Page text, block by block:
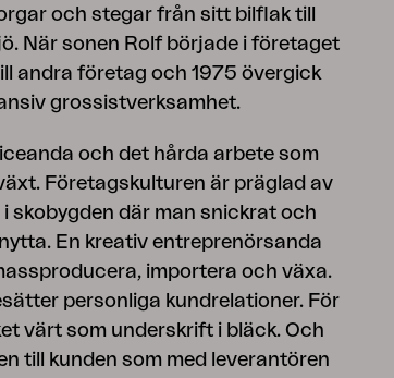
och stegar från sitt bilflak till
När sonen Rolf började i företaget
andra företag och 1975 övergick
grossistverksamhet.
och det hårda arbete som
Företagskulturen är präglad av
skobygden där man snickrat och
En kreativ entreprenörsanda
importera och växa.
personliga kundrelationer. För
värt som underskrift i bläck. Och
till kunden som med leverantören